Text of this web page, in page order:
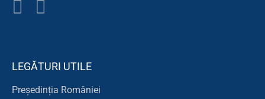
LEGĂTURI UTILE
Președinția României